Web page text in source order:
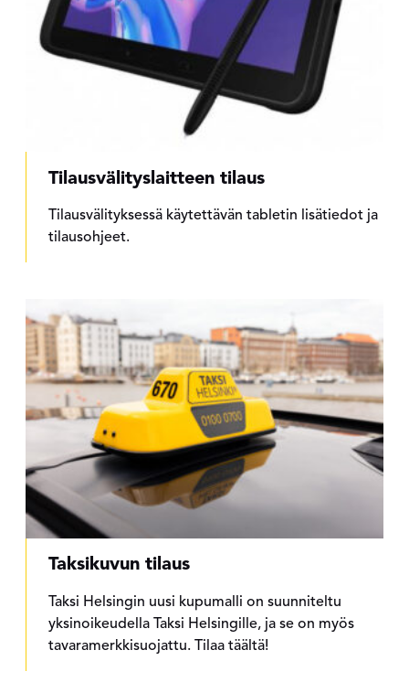
Tilausvälityslaitteen tilaus
Tilausvälityksessä käytettävän tabletin lisätiedot ja
tilausohjeet.
Taksikuvun tilaus
Taksi Helsingin uusi kupumalli on suunniteltu
yksinoikeudella Taksi Helsingille, ja se on myös
tavaramerkkisuojattu. Tilaa täältä!